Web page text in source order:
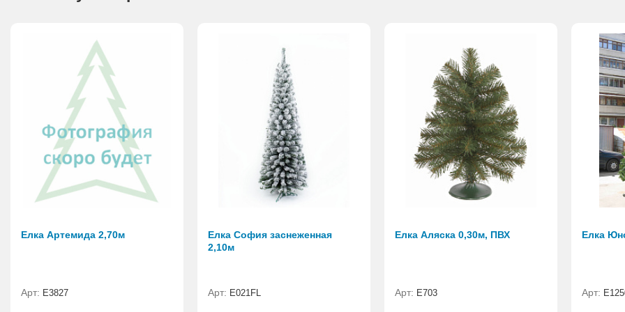
Елка Артемида 2,70м
Арт: E3827
Елка София заснеженная
2,10м
Арт: E021FL
Елка Аляска 0,30м, ПВХ
Арт: E703
Елка
Арт: